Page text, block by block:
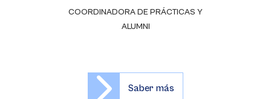
COORDINADORA DE PRÁCTICAS Y
ALUMNI
Saber más